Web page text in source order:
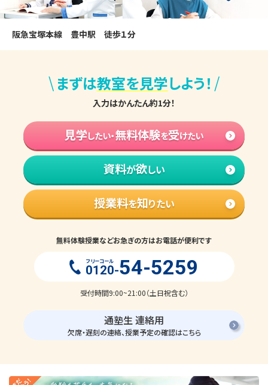
阪急宝塚本線　豊中駅　徒歩１分
\ まずは教室を見学しよう！ /
入力はかんたん約1分！
見学したい・無料体験を受けたい
資料が欲しい
授業料を知りたい
無料体験授業などお急ぎの方はお電話が便利です
フリーコール
0120-54-5259
受付時間9:00~21:00（土日祝含む）
通塾生 連絡用
欠席・遅刻の連絡、授業予定の確認はこちら